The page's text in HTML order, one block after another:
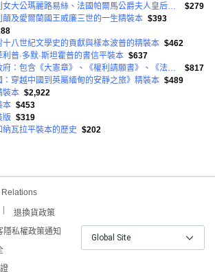
帝國受害者：奧地利女大公瑪麗路易絲、法國帕爾馬公爵夫人皇后；第一卷平裝本
$279
及愛爾蘭國王威廉三世的一生精裝本 $393
八世紀文學史的貢獻與樣本波普的精裝本 $462
普·多默·斯坦霍普的書信平裝本 $637
英國與美國的自由政府：包含《大憲章》、《權利請願書》、《法案》…
$817
：穿越中國到英屬緬甸的安靜之旅》精裝本 $489
裝本 $2,922
本 $453
版 $319
瓦拉平裝本的歷史 $202
Relations
退換貨政策
隱私權政策通知
Global Site